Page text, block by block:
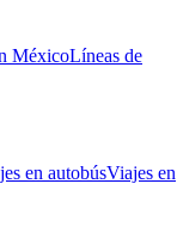
MéxicoLíneas de
en autobúsViajes en